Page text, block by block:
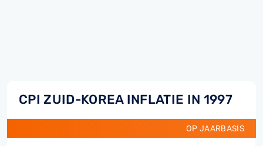
CPI ZUID-KOREA INFLATIE IN 1997
OP JAARBASIS